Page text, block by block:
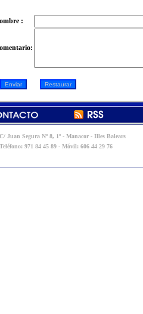
:
C/ Juan Segura Nº 8, 1º - Manacor - Illes Balears
Teléfono: 971 84 45 89 - Móvil: 606 44 29 76